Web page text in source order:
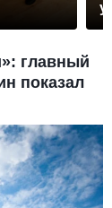
главный
показал